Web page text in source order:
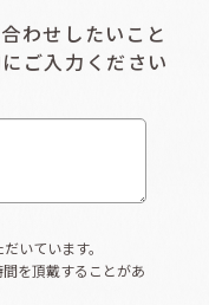
わせしたいこと
ご入力ください
いています。
を頂戴することがあ